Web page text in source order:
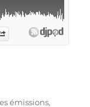
émissions,